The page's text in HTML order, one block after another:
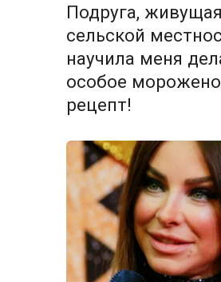
Подруга,
сельской
научила меня
особое
рецепт!